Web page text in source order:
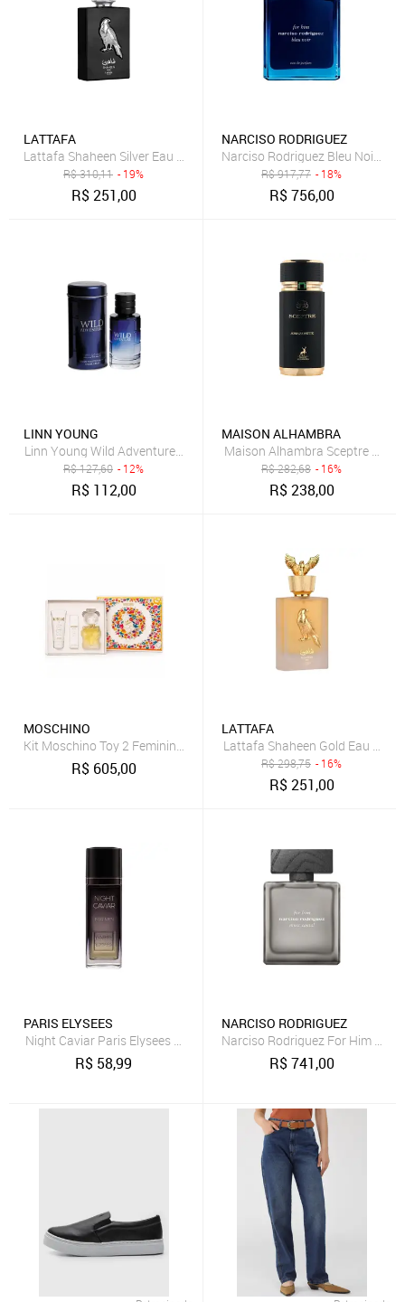
LATTAFA
Lattafa Shaheen Silver Eau de Parfum - Perfume Unissex 100ml
R$310,11 - 19%
R$251,00
NARCISO RODRIGUEZ
Narciso Rodriguez Bleu Noir
R$917,77 - 18%
R$756,00
LINN YOUNG
Linn Young Wild Adventure Eau de Toilette - Perfume Masculino
R$127,60 - 12%
R$ 112,00
MAISON ALHAMBRA
Maison Alhambra Sceptre
R$282,68 - 16%
R$238,00
MOSCHINO
Kit Moschino Toy 2 Feminino - Eau de Parfum 100ml + Body Lotion
R$ 605,00
LATTAFA
Lattafa Shaheen Gold Eau de
R$298,75 - 16%
R$251,00
PARIS ELYSEES
Night Caviar Paris Elysees Perfume Masculino
R$ 58,99
NARCISO RODRIGUEZ
Narciso Rodriguez For Him
R$741,00